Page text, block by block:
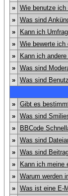
» Wie benutze ich
» Was sind
»
Kann ich
» Wie bewerte ich
»
Kann ich
» Was sind
» Was sind
» Gibt es
» Was sind
»
BBCode
» Was sind
» Was sind
»
Kann ich meine
» Warum werden
» Was ist eine E-